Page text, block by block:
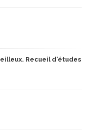
Recueil d'études